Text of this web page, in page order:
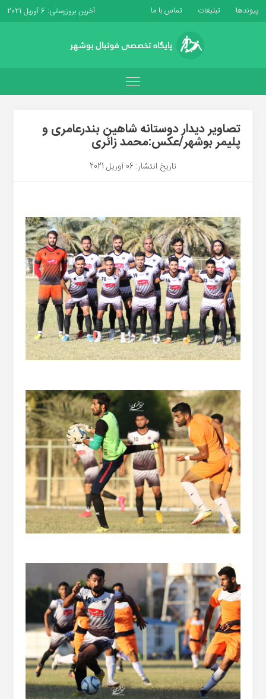
پیوندها تبلیغات تماس با ما آخرین بروزرسانی: 6 آوریل 2021
تصاویر دیدار دوستانه شاهین بندرعامری و
پلیمر بوشهر/عکس:محمد زائری
تاریخ انتشار: 06 آوریل 2021